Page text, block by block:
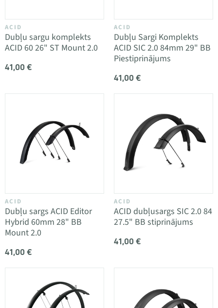
ACID
Dubļu sargu komplekts
ACID 60 26" ST Mount 2.0
41,00 €
ACID
Dubļu Sargi Komplekts
ACID SIC 2.0 84mm 29" BB
Piestiprinājums
41,00 €
ACID
Dubļu sargs ACID Editor
Hybrid 60mm 28" BB
Mount 2.0
41,00 €
ACID
ACID dubļusargs SIC 2.0 84
27.5" BB stiprinājums
41,00 €